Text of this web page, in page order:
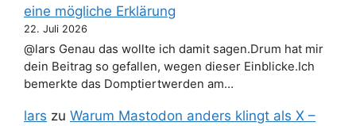
eine mögliche Erklärung
22. Juli 2026
@lars Genau das wollte ich damit sagen.Drum hat mir
dein Beitrag so gefallen, wegen dieser Einblicke.Ich
bemerkte das Domptiertwerden am…
lars zu Warum Mastodon anders klingt als X –